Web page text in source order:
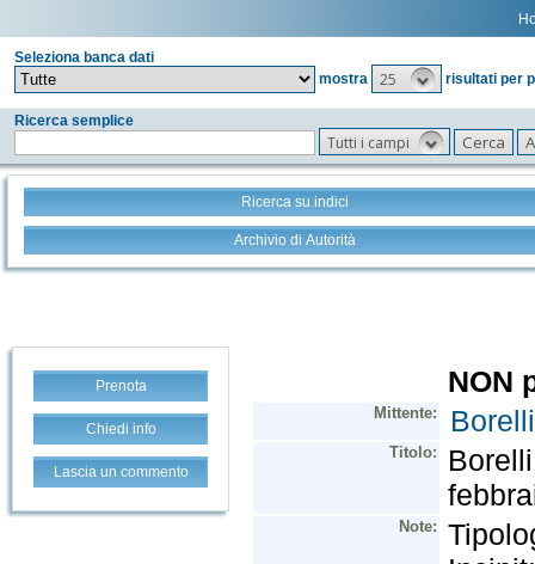
Seleziona banca dati
mostra
25 risultati per
Ricerca semplice
Tutti i campi
Ricerca su indici
Archivio di Autorità
Prenota
Chiedi info
Lascia un commento